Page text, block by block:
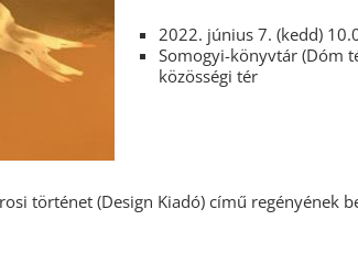
2022. június 7. (kedd)
Somogyi-könyvtár (Dóm
közösségi tér
történet (Design Kiadó) című regényének